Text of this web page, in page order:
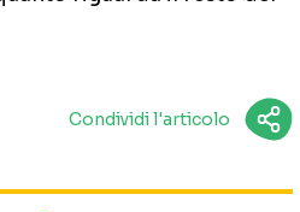
Condividi l'articolo